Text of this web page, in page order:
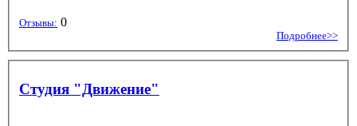
Отзывы: 0
Подробнее>>
Студия "Движение"